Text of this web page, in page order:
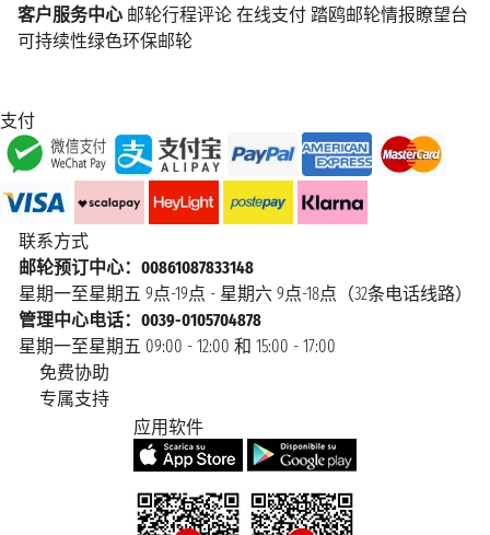
客户服务中心 邮轮行程评论 在线支付 踏鸥邮轮情报瞭望台
可持续性绿色环保邮轮
支付
联系方式
邮轮预订中心：00861087833148
星期一至星期五 9点-19点 - 星期六 9点-18点（32条电话线路）
管理中心电话：0039-0105704878
星期一至星期五 09:00 - 12:00 和 15:00 - 17:00
免费协助
专属支持
应用软件